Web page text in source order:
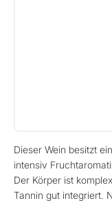
Dieser Wein besitzt
intensiv
Der Körper ist
Tannin gut integriert.